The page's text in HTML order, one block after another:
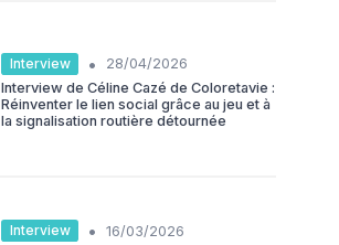
Interview •
28/04/2026
Interview de Céline Cazé de Coloretavie :
Réinventer le lien social grâce au jeu et à
la signalisation routière détournée
Interview •
16/03/2026